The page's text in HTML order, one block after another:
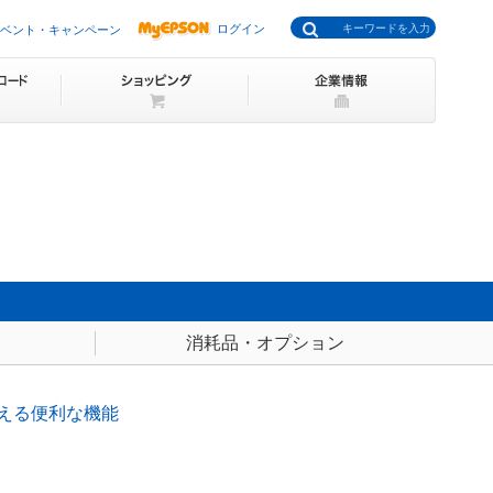
ント・キャンペーン ログイン
消耗品・オプション
る便利な機能